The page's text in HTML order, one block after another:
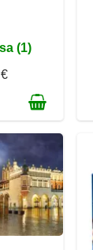
(1)